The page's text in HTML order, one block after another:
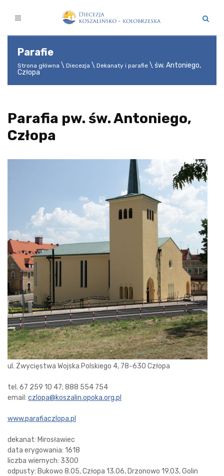
Parafie
Strona główna Diecezja Dekanaty i parafie
św. Antoniego,
Człopa
Parafia pw. św. Antoniego,
Człopa
ul. Zwycięstwa Wojska Polskiego 4, 78-630 Człopa
tel. 67 259 10 47; 888 554 754
email: czlopa@koszalin.opoka.org.pl
www.parafiaczlopa.pl
dekanat: Mirosławiec
data erygowania: 1618
liczba wiernych: 3300
odpusty: Bukowo 8.05, Człopa 13.06, Drzonowo 19.03, Golin